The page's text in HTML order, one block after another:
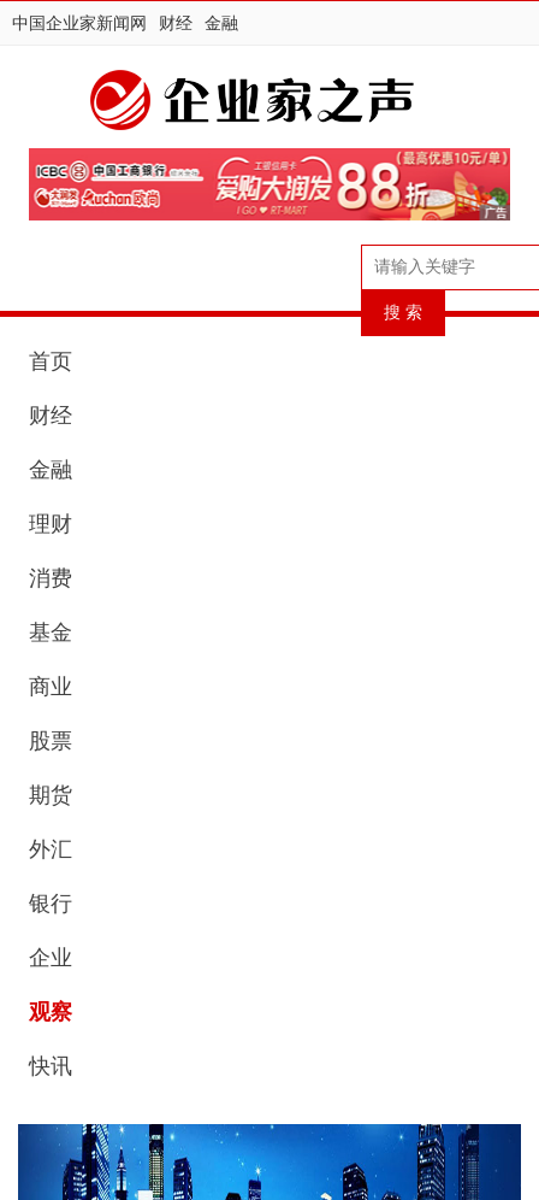
中国企业家新闻网 财经 金融
首页
财经
金融
理财
消费
基金
商业
股票
期货
外汇
银行
企业
观察
快讯